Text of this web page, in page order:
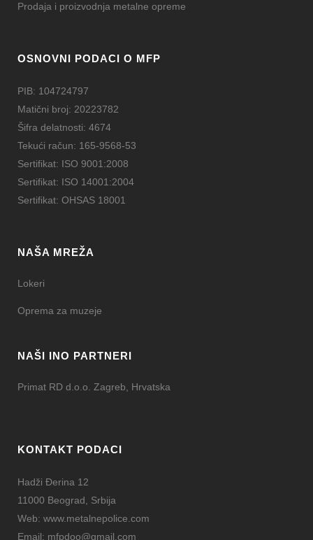
Prodaja i proizvodnja metalne opreme
OSNOVNI PODACI O MFP
PIB: 104724797
Matični broj: 20223782
Šifra delatnosti: 4674
Tekući račun: 165-9568-53
Sertifikat: ISO 9001:2008
Sertifikat: ISO 14001:2004
Sertifikat: OHSAS 18001
NAŠA MREŽA
Lokeri
Oprema za muzeje
NAŠI INO PARTNERI
Primat RD d.o.o. Zagreb, Hrvatska
KONTAKT PODACI
Hadži Đerina 12
11000 Beograd, Srbija
Web: www.metalnepolice.com
Email: mfpdoo@gmail.com